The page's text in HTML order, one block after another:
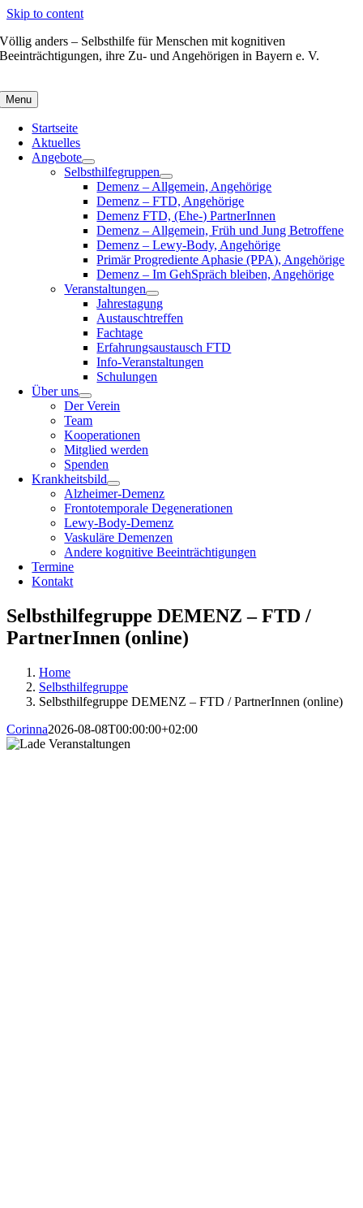
Skip to content
Völlig anders – Selbsthilfe für Menschen mit kognitiven
Beeinträchtigungen, ihre Zu- und Angehörigen in Bayern e. V.
Menu
Startseite
Aktuelles
Angebote
Selbsthilfegruppen
Demenz – Allgemein, Angehörige
Demenz – FTD, Angehörige
Demenz FTD, (Ehe-) PartnerInnen
Demenz – Allgemein, Früh und Jung Betroffene
Demenz – Lewy-Body, Angehörige
Primär Progrediente Aphasie (PPA), Angehörige
Demenz – Im GehSpräch bleiben, Angehörige
Veranstaltungen
Jahrestagung
Austauschtreffen
Fachtage
Erfahrungsaustausch FTD
Info-Veranstaltungen
Schulungen
Über uns
Der Verein
Team
Kooperationen
Mitglied werden
Spenden
Krankheitsbild
Alzheimer-Demenz
Frontotemporale Degenerationen
Lewy-Body-Demenz
Vaskuläre Demenzen
Andere kognitive Beeinträchtigungen
Termine
Kontakt
Selbsthilfegruppe DEMENZ – FTD /
PartnerInnen (online)
Home
Selbsthilfegruppe
Selbsthilfegruppe DEMENZ – FTD / PartnerInnen (online)
Corinna2026-08-08T00:00:00+02:00